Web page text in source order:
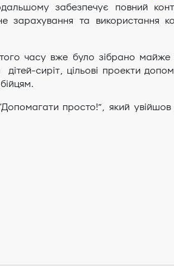
забезпечує повний
та використання
часу вже було зібрано майже
сиріт, цільові проекти
просто!”, який